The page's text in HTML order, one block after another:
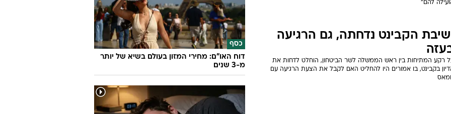
הקבינט נדחתה, גם הרגיעה
בעזה
רקע המתיחות בין ראש הממשלה לשר הביטחון, הוחלט לדחות את
בקבינט, בו אמורים היו להחליט האם לקבל את הצעת הרגיעה עם
כסף
דוח האו"ם: מחירי המזון בעולם בשיא של יותר
מ-3 שנים